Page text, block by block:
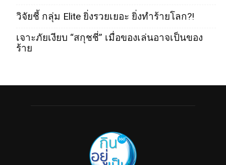
วิจัยชี้ กลุ่ม Elite ยิ่งรวยเยอะ ยิ่งทำร้ายโลก?!
เจาะภัยเงียบ “สกุชชี่” เมื่อของเล่นอาจเป็นของ
ร้าย